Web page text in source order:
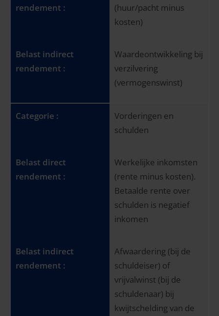
(huur/pacht minus
kosten)
Waardeontwikkeling bij
verzilvering
(vermogenswinst)
Vorderingen en
schulden
Werkelijke inkomsten
(rente minus kosten).
Betaalde rente over
schulden is negatief
inkomen
Afwaardering (bij de
schuldeiser) of
vrijvalwinst (bij de
schuldenaar) bij
kwijtschelding van de